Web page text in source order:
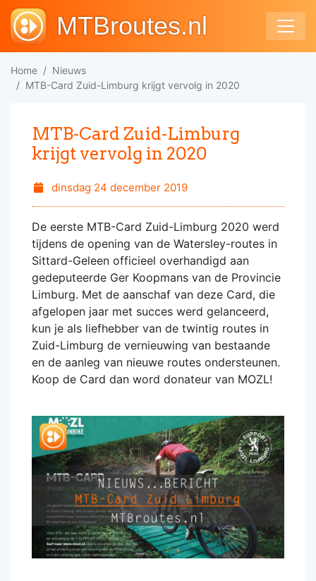
MTBroutes.nl
Home
Nieuws
MTB-Card Zuid-Limburg krijgt vervolg in 2020
MTB-Card Zuid-Limburg
krijgt vervolg in 2020
dinsdag 24 december 2019
De eerste MTB-Card Zuid-Limburg 2020 werd
tijdens de opening van de Watersley-routes in
Sittard-Geleen officieel overhandigd aan
gedeputeerde Ger Koopmans van de Provincie
Limburg. Met de aanschaf van deze Card, die
afgelopen jaar met succes werd gelanceerd,
kun je als liefhebber van de twintig routes in
Zuid-Limburg de vernieuwing van bestaande
en de aanleg van nieuwe routes ondersteunen.
Koop de Card dan word donateur van MOZL!